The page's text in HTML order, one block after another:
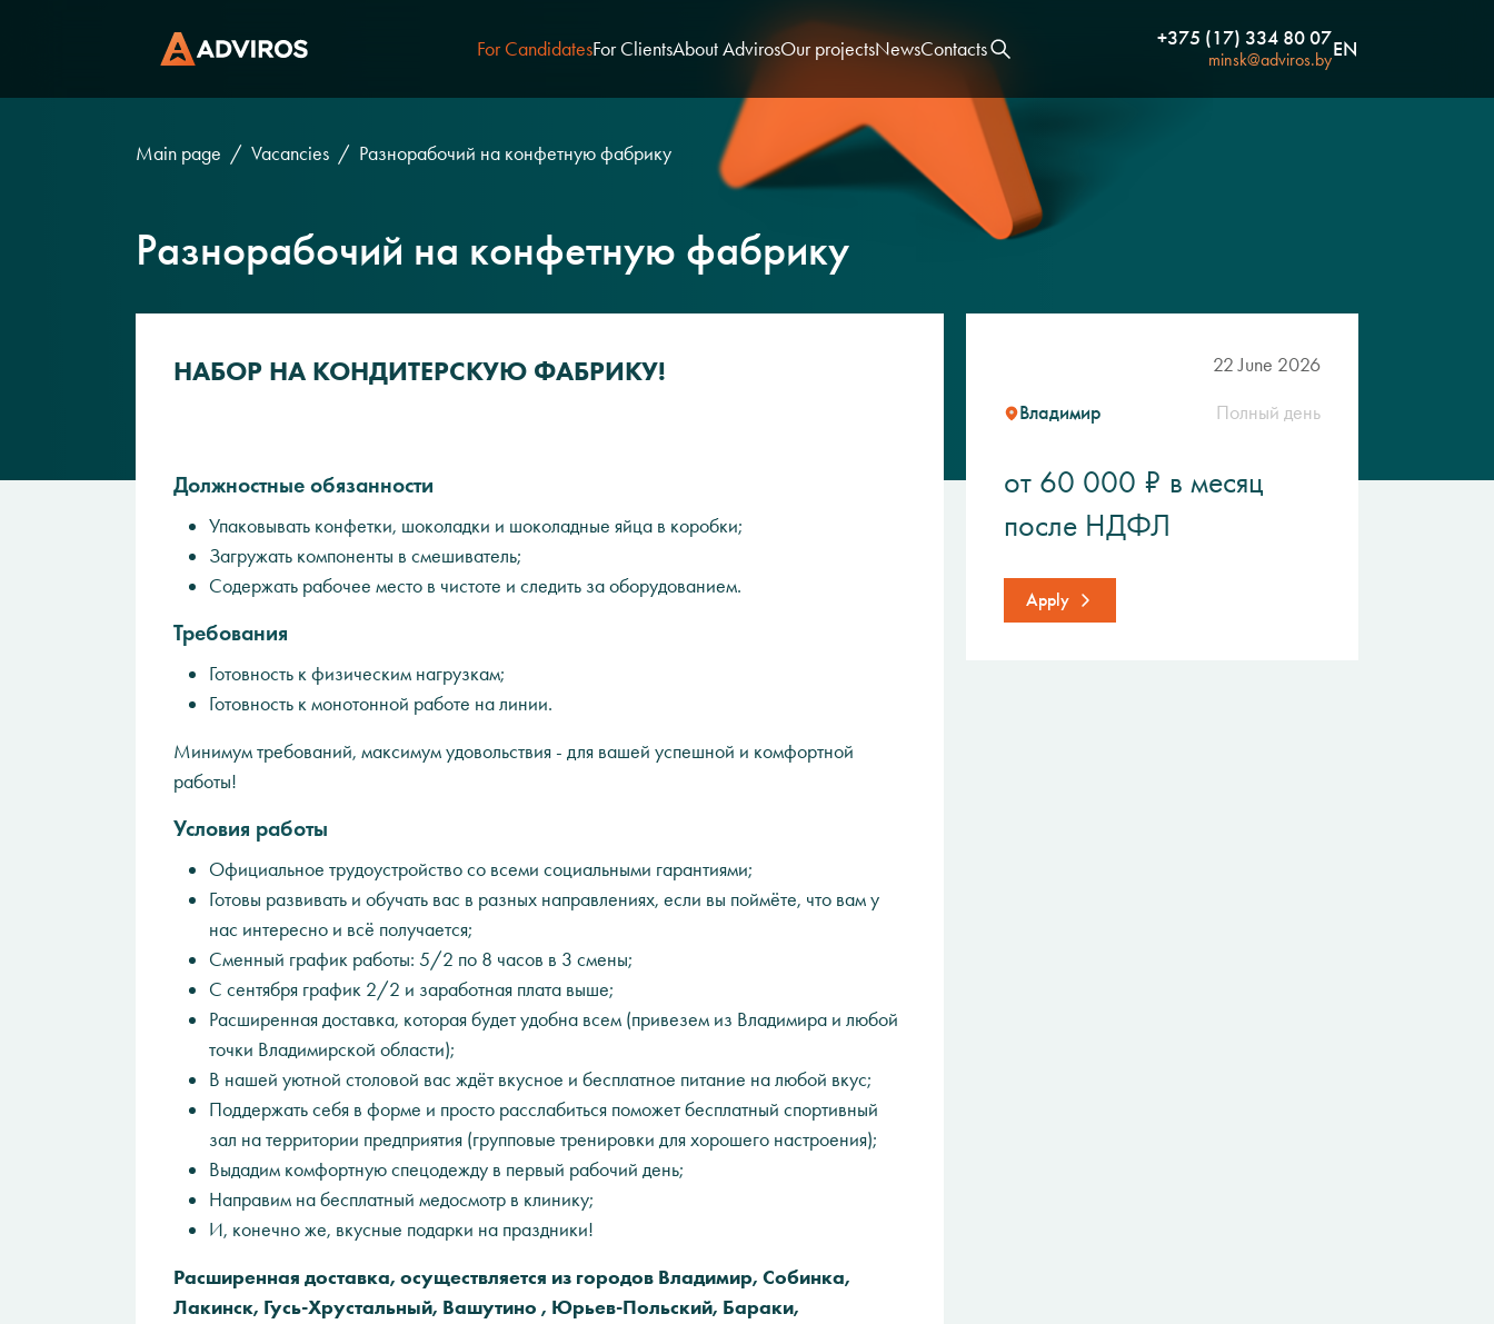
For CandidatesFor ClientsAbout AdvirosOur projectsNewsContacts +375 (17) 334 80 07
minsk@adviros.byEN
Main page Vacancies Разнорабочий на конфетную фабрику
Разнорабочий на конфетную фабрику
НАБОР НА КОНДИТЕРСКУЮ ФАБРИКУ!
Должностные обязанности
Упаковывать конфетки, шоколадки и шоколадные яйца в коробки;
Загружать компоненты в смешиватель;
Содержать рабочее место в чистоте и следить за оборудованием.
Требования
Готовность к физическим нагрузкам;
Готовность к монотонной работе на линии.
Минимум требований, максимум удовольствия - для вашей успешной и комфортной
работы!
Условия работы
Официальное трудоустройство со всеми социальными гарантиями;
Готовы развивать и обучать вас в разных направлениях, если вы поймёте, что вам у
нас интересно и всё получается;
Сменный график работы: 5/2 по 8 часов в 3 смены;
С сентября график 2/2 и заработная плата выше;
Расширенная доставка, которая будет удобна всем (привезем из Владимира и любой
точки Владимирской области);
В нашей уютной столовой вас ждёт вкусное и бесплатное питание на любой вкус;
Поддержать себя в форме и просто расслабиться поможет бесплатный спортивный
зал на территории предприятия (групповые тренировки для хорошего настроения);
Выдадим комфортную спецодежду в первый рабочий день;
Направим на бесплатный медосмотр в клинику;
И, конечно же, вкусные подарки на праздники!
Расширенная доставка, осуществляется из городов Владимир, Собинка,
Лакинск, Гусь-Хрустальный, Вашутино , Юрьев-Польский, Бараки,
22 June 2026
Владимир
Полный день
от 60 000 ₽ в месяц
после НДФЛ
Apply